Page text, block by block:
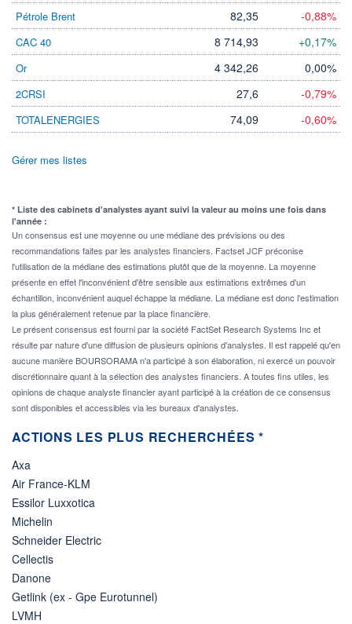
Pétrole Brent 82,35 -0,88%
CAC 40 8 714,93 +0,17%
Or 4 342,26 0,00%
2CRSI 27,6 -0,79%
TOTALENERGIES 74,09 -0,60%
Gérer mes listes
* Liste des cabinets d'analystes ayant suivi la valeur au moins une fois dans
l'année :
Un consensus est une moyenne ou une médiane des prévisions ou des
recommandations faites par les analystes financiers. Factset JCF préconise
l'utilisation de la médiane des estimations plutôt que de la moyenne. La moyenne
présente en effet l'inconvénient d'être sensible aux estimations extrêmes d'un
échantillon, inconvénient auquel échappe la médiane. La médiane est donc l'estimation
la plus généralement retenue par la place financière.
Le présent consensus est fourni par la société FactSet Research Systems Inc et
résulte par nature d'une diffusion de plusieurs opinions d'analystes. Il est rappelé qu'en
aucune manière BOURSORAMA n'a participé à son élaboration, ni exercé un pouvoir
discrétionnaire quant à la sélection des analystes financiers. A toutes fins utiles, les
opinions de chaque analyste financier ayant participé à la création de ce consensus
sont disponibles et accessibles via les bureaux d'analystes.
ACTIONS LES PLUS RECHERCHÉES *
Axa
Air France-KLM
Essilor Luxxotica
Michelin
Schneider Electric
Cellectis
Danone
Getlink (ex - Gpe Eurotunnel)
LVMH